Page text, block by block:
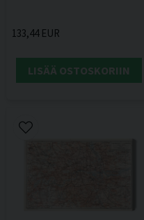
133,44 EUR
LISÄÄ OSTOSKORIIN